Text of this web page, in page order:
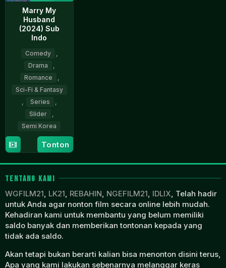
Marry My
Husband
(2024) Sub
Indo
Comedy
Drama
Romance
Sci-Fi & Fantasy
Series
Slider
Semi Korea
1
Jan
2024
Shin
Yoo-
dam
Tonton
TENTANG KAMI
WGFILM21, LK21, REBAHIN, NGEFILM21, IDLIX, Telah hadir
untuk Anda agar nonton film secara online lebih mudah.
Kehadiran kami untuk membantu yang belum memiliki
saldo banyak dan memberikan tontonan kepada yang
tidak ada saldo.
Akan tetapi bukan berarti kalian bisa menonton disini terus,
Apa yang kami lakukan sebenarnya melanggar keras